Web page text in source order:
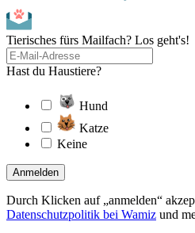
Tierisches fürs Mailfach? Los geht's!
Hast du Haustiere?
Hund
Katze
Keine
Anmelden
Durch Klicken auf „anmelden“
Datenschutzpolitik bei Wamiz und